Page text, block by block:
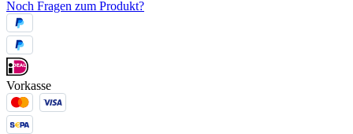
Noch Fragen zum Produkt?
Vorkasse